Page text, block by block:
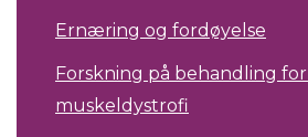
Ernæring og fordøyelse
Forskning på behandling
muskeldystrofi